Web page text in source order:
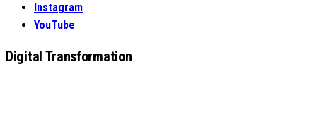
Instagram
YouTube
Digital Transformation